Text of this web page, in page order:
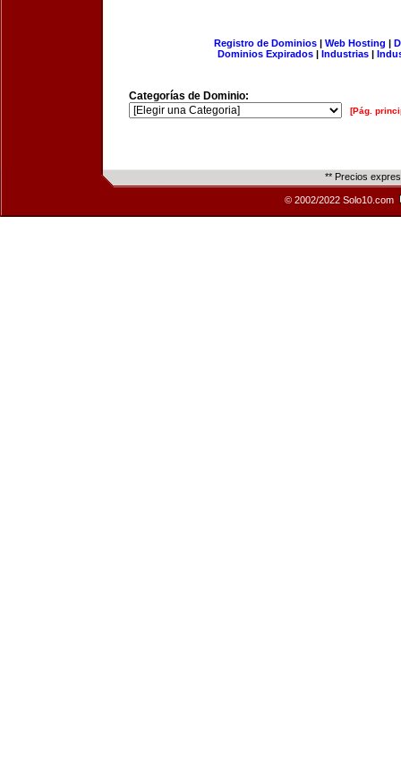
Registro de Dominios| Web Hosting |
Dominios Expirados | Industrias |
Categorías de Dominio:
[Pág.
** Precios
© 2002/2022 Solo10.com